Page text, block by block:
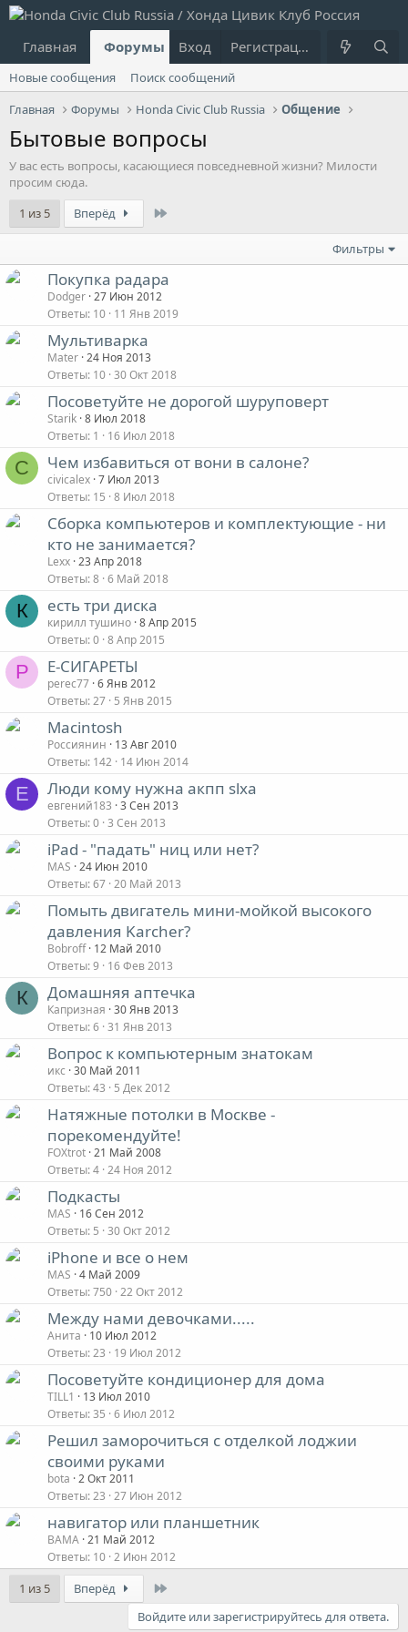
Главная Форумы Что нового?
Вход Регистрация
Новые сообщения
Поиск сообщений
Главная
Форумы Honda Civic Club Russia Общение
Бытовые вопросы
У вас есть вопросы, касающиеся повседневной жизни? Милости
просим сюда.
1 из 5
Вперёд
Фильтры
Покупка радара
Dodger 27 Июн 2012
Ответы 10 11 Янв 2019
Мультиварка
Mater 24 Ноя 2013
Ответы 10 30 Окт 2018
Посоветуйте не дорогой шуруповерт
Starik 8 Июл 2018
Ответы 1 16 Июл 2018
C Чем избавиться от вони в салоне?
civicalex 7 Июл 2013
Ответы 15 8 Июл 2018
Сборка компьютеров и комплектующие - ни
кто не занимается?
Lexx 23 Апр 2018
Ответы 8 6 Май 2018
К есть три диска
кирилл тушино 8 Апр 2015
Ответы 0 8 Апр 2015
P Е-СИГАРЕТЫ
perec77 6 Янв 2012
Ответы 27 5 Янв 2015
Macintosh
Россиянин
13 Авг 2010
Ответы 142 14 Июн 2014
Е Люди кому нужна акпп slxa
евгений183 3 Сен 2013
Ответы 0 3 Сен 2013
iPad - "падать" ниц или нет?
MAS 24 Июн 2010
Ответы 67 20 Май 2013
Помыть двигатель мини-мойкой высокого
давления Karcher?
Bobroff 12 Май 2010
Ответы 9 16 Фев 2013
К Домашняя аптечка
Капризная 30 Янв 2013
Ответы 6 31 Янв 2013
Вопрос к компьютерным знатокам
икс 30 Май 2011
Ответы 43 5 Дек 2012
Натяжные потолки в Москве -
порекомендуйте!
FOXtrot 21 Май 2008
Ответы 4 24 Ноя 2012
Подкасты
MAS
16 Сен 2012
Ответы 5 30 Окт 2012
iPhone и все о нем
MAS 4 Май 2009
Ответы 750 22 Окт 2012
Между нами девочками.....
Анита
10 Июл 2012
Ответы 23 19 Июл 2012
Посоветуйте кондиционер для дома
TILL1
13 Июл 2010
Ответы 35 6 Июл 2012
Решил заморочиться с отделкой лоджии
своими руками
bota 2 Окт 2011
Ответы 23 27 Июн 2012
навигатор или планшетник
BAMA 21 Май 2012
Ответы 10 2 Июн 2012
1 из 5 Вперёд
Войдите или зарегистрируйтесь для ответа.